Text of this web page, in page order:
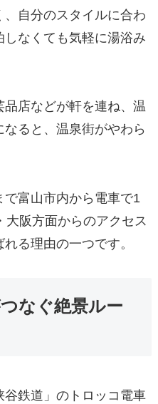
自分のスタイルに合わ
なくても気軽に湯浴み
店などが軒を連ね、温
ると、温泉街がやわら
富山市内から電車で1
阪方面からのアクセス
る理由の一つです。
なぐ絶景ルー
鉄道」のトロッコ電車